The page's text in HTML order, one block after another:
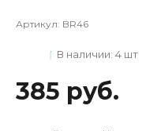
Артикул: BR46
В наличии: 4 шт
385 руб.